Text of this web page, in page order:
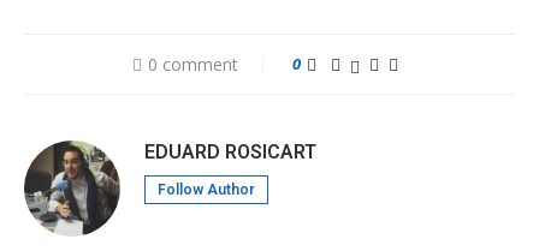
0 comment 0
EDUARD ROSICART
Follow Author